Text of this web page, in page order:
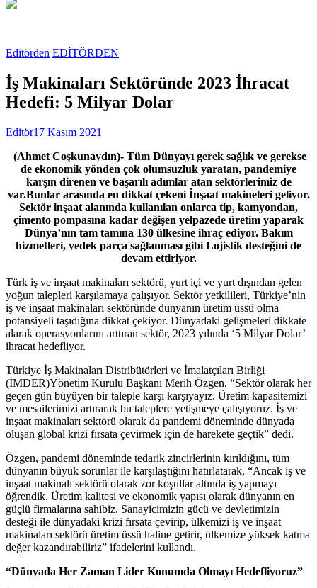
Editörden EDİTÖRDEN
İş Makinaları Sektöründe 2023 İhracat
Hedefi: 5 Milyar Dolar
Editör17 Kasım 2021
(Ahmet Coşkunaydın)- Tüm Dünyayı gerek sağlık ve gerekse
de ekonomik yönden çok olumsuzluk yaratan, pandemiye
karşın direnen ve başarılı adımlar atan sektörlerimiz de
var.Bunlar arasında en dikkat çekeni İnşaat makineleri geliyor.
Sektör inşaat alanında kullanılan onlarca tip, kamyondan,
çimento pompasına kadar değişen yelpazede üretim yaparak
Dünya’nın tam tamına 130 ülkesine ihraç ediyor. Bakım
hizmetleri, yedek parça sağlanması gibi Lojistik desteğini de
devam ettiriyor.
Türk iş ve inşaat makinaları sektörü, yurt içi ve yurt dışından gelen
yoğun talepleri karşılamaya çalışıyor. Sektör yetkilileri, Türkiye’nin
iş ve inşaat makinaları sektöründe dünyanın üretim üssü olma
potansiyeli taşıdığına dikkat çekiyor. Dünyadaki gelişmeleri dikkate
alarak operasyonlarını arttıran sektör, 2023 yılında ‘5 Milyar Dolar’
ihracat hedefliyor.
Türkiye İş Makinaları Distribütörleri ve İmalatçıları Birliği
(İMDER)Yönetim Kurulu Başkanı Merih Özgen, “Sektör olarak her
geçen gün büyüyen bir taleple karşı karşıyayız. Üretim kapasitemizi
ve mesailerimizi artırarak bu taleplere yetişmeye çalışıyoruz. İş ve
inşaat makinaları sektörü olarak da pandemi döneminde dünyada
oluşan global krizi fırsata çevirmek için de harekete geçtik” dedi.
Özgen, pandemi döneminde tedarik zincirlerinin kırıldığını, tüm
dünyanın büyük sorunlar ile karşılaştığını hatırlatarak, “Ancak iş ve
inşaat makinalı sektörü olarak zor koşullar altında iş yapmayı
öğrendik. Üretim kalitesi ve ekonomik yapısı olarak dünyanın en
güçlü firmalarına sahibiz. Sanayicimizin gücü ve devletimizin
desteği ile dünyadaki krizi fırsata çevirip, ülkemizi iş ve inşaat
makinaları sektörü üretim üssü haline getirir, ülkemize yüksek katma
değer kazandırabiliriz” ifadelerini kullandı.
“Dünyada Her Zaman Lider Konumda Olmayı Hedefliyoruz”